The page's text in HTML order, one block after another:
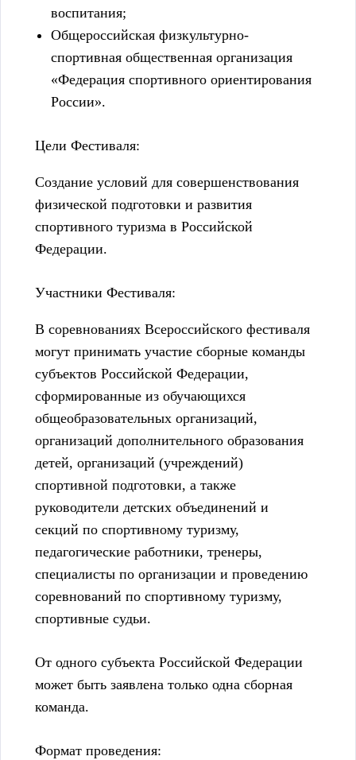
воспитания;
Общероссийская физкультурно-
спортивная общественная организация
«Федерация спортивного ориентирования
России».
Цели Фестиваля:
Создание условий для совершенствования
физической подготовки и развития
спортивного туризма в Российской
Федерации.
Участники Фестиваля:
В соревнованиях Всероссийского фестиваля
могут принимать участие сборные команды
субъектов Российской Федерации,
сформированные из обучающихся
общеобразовательных организаций,
организаций дополнительного образования
детей, организаций (учреждений)
спортивной подготовки, а также
руководители детских объединений и
секций по спортивному туризму,
педагогические работники, тренеры,
специалисты по организации и проведению
соревнований по спортивному туризму,
спортивные судьи.
От одного субъекта Российской Федерации
может быть заявлена только одна сборная
команда.
Формат проведения: